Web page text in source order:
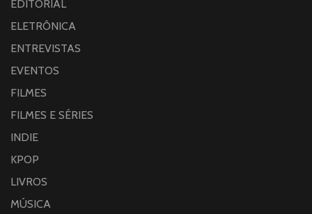
EDITORIAL
ELETRÔNICA
ENTREVISTAS
EVENTOS
FILMES
FILMES E SÉRIES
INDIE
KPOP
LIVROS
MÚSICA